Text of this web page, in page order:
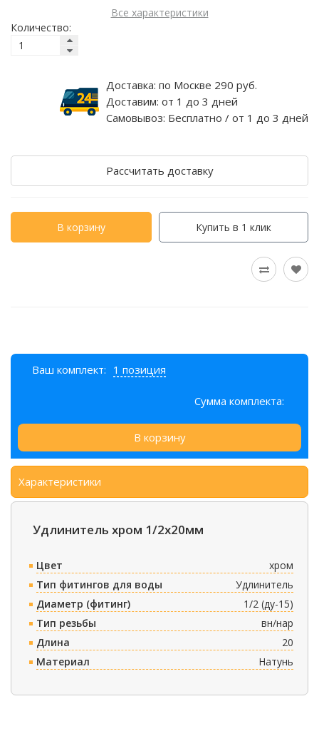
Все характеристики
Количество:
Доставка: по Москве 290 руб.
Доставим: от 1 до 3 дней
Самовывоз: Бесплатно / от 1 до 3 дней
Рассчитать доставку
В корзину Купить в 1 клик
Ваш комплект: 1 позиция
Сумма комплекта:
В корзину
Характеристики
Удлинитель хром 1/2х20мм
Цвет
хром
Тип фитингов для воды
Удлинитель
Диаметр (фитинг)
1/2 (ду-15)
Тип резьбы
вн/нар
Длина
20
Материал
Натунь